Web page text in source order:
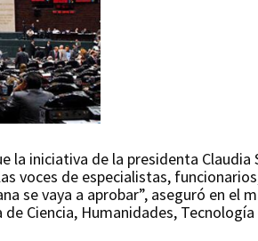
la iniciativa de la presidenta Claudia
voces de especialistas,
se vaya a aprobar”, aseguró en el
Ciencia, Humanidades,